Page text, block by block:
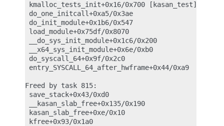
kmalloc_tests_init+0x16/0x700 [kasan_test]
do_one_initcall+0xa5/0x3ae
do_init_module+0x1b6/0x547
load_module+0x75df/0x8070
__do_sys_init_module+0x1c6/0x200
__x64_sys_init_module+0x6e/0xb0
do_syscall_64+0x9f/0x2c0
entry_SYSCALL_64_after_hwframe+0x44/0xa9
Freed by task 815:
save_stack+0x43/0xd0
__kasan_slab_free+0x135/0x190
kasan_slab_free+0xe/0x10
kfree+0x93/0x1a0